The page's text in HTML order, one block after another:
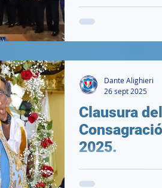
.
Clausura
2025.
.
Dante Alighieri
26 sept 2025